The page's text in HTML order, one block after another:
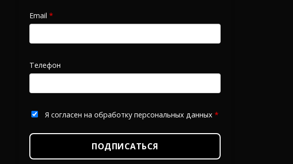
Email *
Телефон
Я согласен на обработку персональных данных *
ПОДПИСАТЬСЯ